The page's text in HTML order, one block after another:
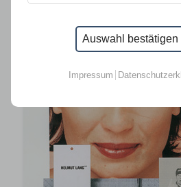
Auswahl bestätigen
Impressum